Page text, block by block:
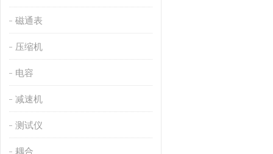
磁通表
压缩机
电容
减速机
测试仪
耦合